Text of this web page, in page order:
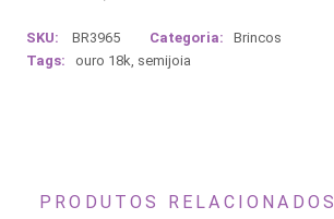
SKU: BR3965 Categoria:
Brincos
Tags:
ouro 18k, semijoia
PRODUTOS RELACIONADOS